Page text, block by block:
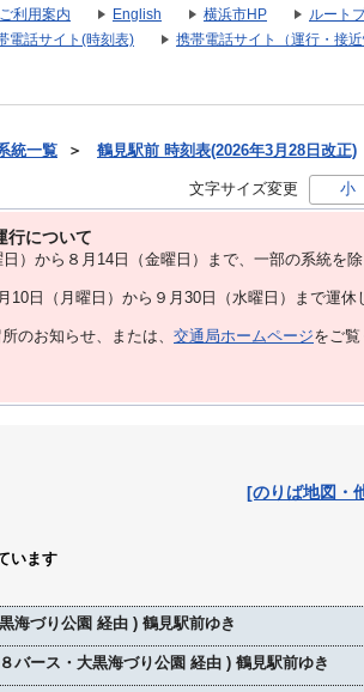
ご利用案内 English 横浜市HP ルート
電話サイト(時刻表) 携帯電話サイト（運行・接近
統一覧 ＞ 鶴見駅前 時刻表(2026年3月28日改正)
文字サイズ変更 小
行について
）から８⽉14⽇（金曜日）まで、⼀部の系統を
日（月曜日）から９月30日（水曜日）まで運休
のお知らせ、または、 交通局ホームページをご覧
[のりば地図・
います
海づり公園 経由 ) 鶴見駅前ゆき
バース・大黒海づり公園 経由 ) 鶴見駅前ゆき